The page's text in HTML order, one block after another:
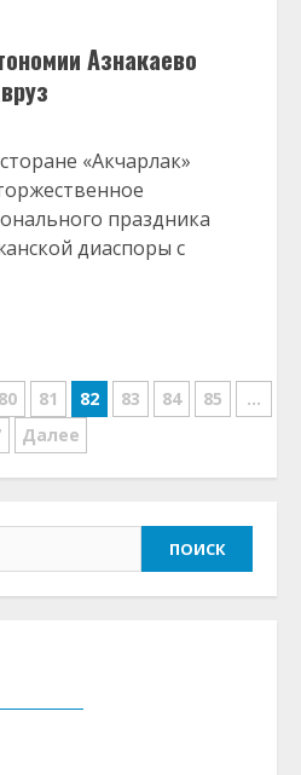
Азнакаево
«Акчарлак»
праздника
диаспоры с
80 81 82 83 84 85
…
Далее